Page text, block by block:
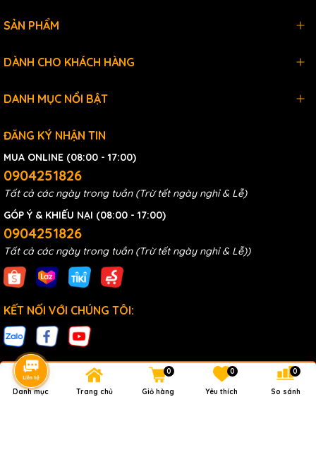
SẢN PHẨM
DÀNH CHO KHÁCH HÀNG
DANH MỤC NỔI BẬT
ĐĂNG KÝ NHẬN TIN
MUA ONLINE (08:00 - 17:00)
0904251826
Tất cả các ngày trong tuần (Trừ tết ngày nghỉ & Lễ)
GÓP Ý & KHIẾU NẠI (08:00 - 17:00)
0904251826
Tất cả các ngày trong tuần (Trừ tết ngày nghỉ & Lễ))
KẾT NỐI VỚI CHÚNG TÔI:
Bản quyền thuộc về MC&TT Co.,Ltd
Danh mục Trang chủ Giỏ hàng
0
Yêu thích
0
So sánh
0